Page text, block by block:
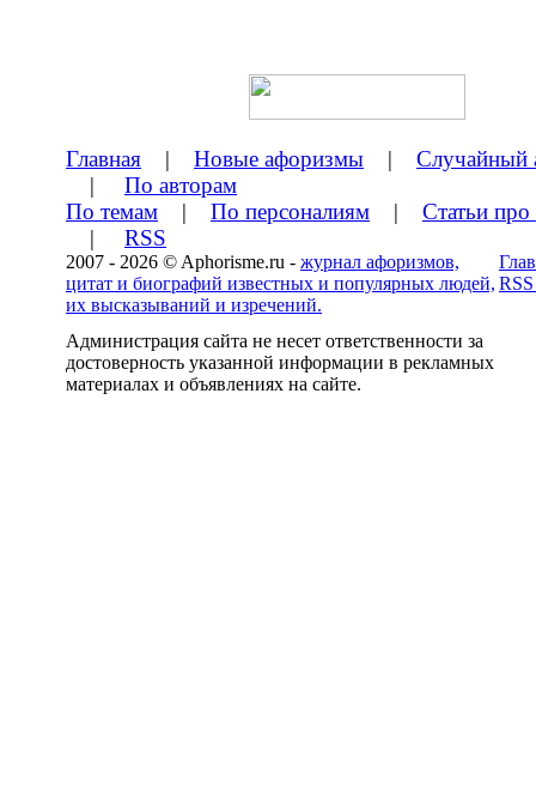
Главная | Новые афоризмы | Случайный
| По авторам
По темам | По персоналиям | Статьи
| RSS
2007 - 2026 © Aphorisme.ru - журнал афоризмов,
цитат и биографий известных и популярных людей,
их высказываний и изречений.
Администрация сайта не несет ответственности за
достоверность указанной информации в рекламных
материалах и объявлениях на сайте.